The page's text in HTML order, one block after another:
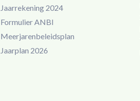
Jaarrekening 2024
Formulier ANBI
Meerjarenbeleidsplan
Jaarplan 2026